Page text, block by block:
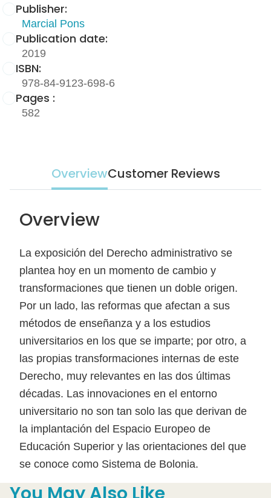
Publisher:
Marcial Pons
Publication date:
2019
ISBN:
978-84-9123-698-6
Pages :
582
OverviewCustomer Reviews
Overview
La exposición del Derecho administrativo se
plantea hoy en un momento de cambio y
transformaciones que tienen un doble origen.
Por un lado, las reformas que afectan a sus
métodos de enseñanza y a los estudios
universitarios en los que se imparte; por otro, a
las propias transformaciones internas de este
Derecho, muy relevantes en las dos últimas
décadas. Las innovaciones en el entorno
universitario no son tan solo las que derivan de
la implantación del Espacio Europeo de
Educación Superior y las orientaciones del que
se conoce como Sistema de Bolonia.
You May Also Like